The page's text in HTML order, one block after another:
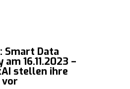
Smart Data
16.11.2023 –
stellen ihre
vor